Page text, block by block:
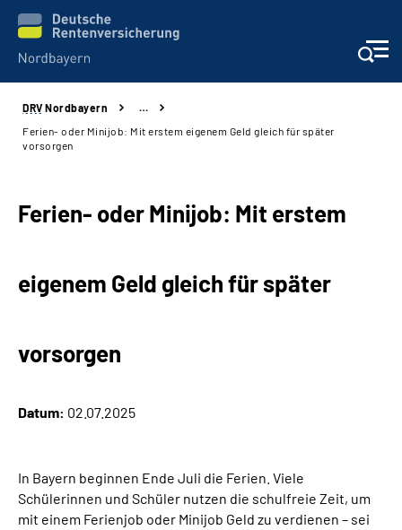
Online-Services
Beratung und Kontakt
Karriere
Über uns
Leichte Sprache
DRV Nordbayern
…
Ferien- oder Minijob: Mit erstem eigenem Geld gleich für später
vorsorgen
Ferien- oder Minijob: Mit erstem
eigenem Geld gleich für später
vorsorgen
Datum: 02.07.2025
In Bayern beginnen Ende Juli die Ferien. Viele
Schülerinnen und Schüler nutzen die schulfreie Zeit, um
mit einem Ferienjob oder Minijob Geld zu verdienen – sei